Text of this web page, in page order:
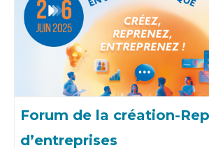
Forum de la création-
d’entreprises